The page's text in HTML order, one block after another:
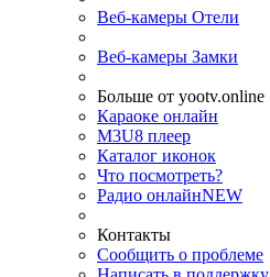
Веб-камеры Отели
Веб-камеры Замки
Больше от yootv.online
Караоке онлайн
M3U8 плеер
Каталог иконок
Что посмотреть?
Радио онлайнNEW
Контакты
Сообщить о проблеме